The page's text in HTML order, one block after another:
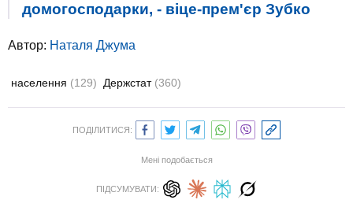
домогосподарки, - віце-прем'єр Зубко
Автор: Наталя Джума
населення (129) Держстат (360)
ПОДІЛИТИСЯ:
Мені подобається
ПІДСУМУВАТИ: